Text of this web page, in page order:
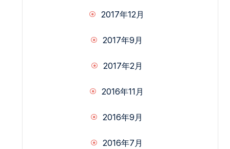
2017年12月
2017年9月
2017年2月
2016年11月
2016年9月
2016年7月